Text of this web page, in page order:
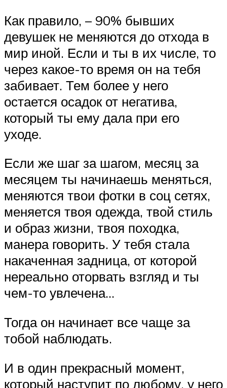
Как правило, – 90% бывших
девушек не меняются до отхода в
мир иной. Если и ты в их числе, то
через какое-то время он на тебя
забивает. Тем более у него
остается осадок от негатива,
который ты ему дала при его
уходе.
Если же шаг за шагом, месяц за
месяцем ты начинаешь меняться,
меняются твои фотки в соц сетях,
меняется твоя одежда, твой стиль
и образ жизни, твоя походка,
манера говорить. У тебя стала
накаченная задница, от которой
нереально оторвать взгляд и ты
чем-то увлечена…
Тогда он начинает все чаще за
тобой наблюдать.
И в один прекрасный момент,
который наступит по любому, у него